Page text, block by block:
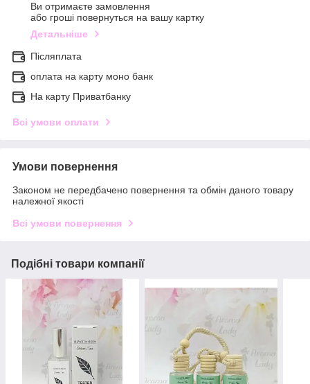
Ви отримаєте замовлення
або гроші повернуться на вашу картку
Детальніше
Післяплата
оплата на карту моно банк
На карту Приватбанку
Всі умови оплати
Умови повернення
Законом не передбачено повернення та обмін даного товару
належної якості
Всі умови повернення
Подібні товари компанії